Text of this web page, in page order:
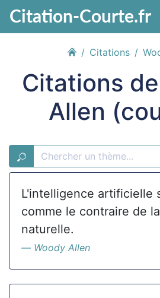
Citation-Courte.fr
Citations
Citations
Allen
L'intelligence artificielle
comme le contraire de
naturelle.
Woody Allen